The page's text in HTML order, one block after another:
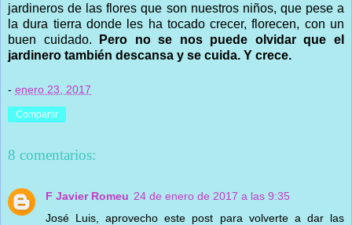
jardineros de las flores que son nuestros niños, que pese a
la dura tierra donde les ha tocado crecer, florecen, con un
buen cuidado.
Pero no se nos puede olvidar que el
jardinero también descansa y se cuida. Y crece.
- enero 23, 2017
Compartir
8 comentarios:
F Javier Romeu 24 de enero de 2017 a las 9:35
José Luis, aprovecho este post para volverte a dar las